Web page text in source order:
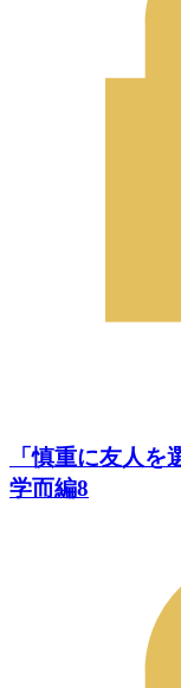
「慎重に友人
学而編8